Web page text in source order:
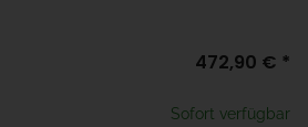
472,90 € *
Sofort verfügbar